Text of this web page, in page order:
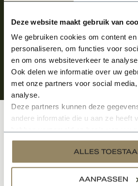
Deze website maakt gebruik van
We gebruiken cookies om content
personaliseren, om functies voor
en om ons websiteverkeer te
Ook delen we informatie over uw
met onze partners voor social
analyse.
Deze partners kunnen deze
andere informatie die u aan ze heeft
services.
ALLES
AANPASSEN
Klantenservice
Categorieën